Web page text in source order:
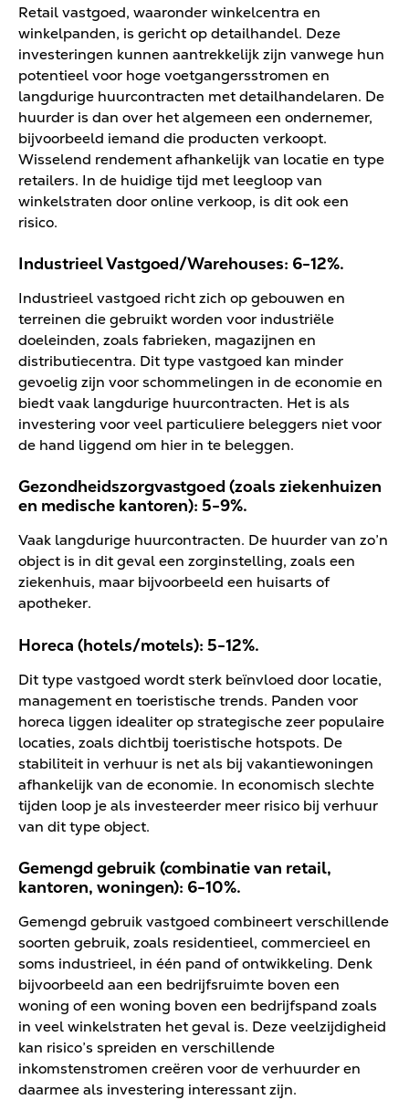
Retail vastgoed, waaronder winkelcentra en
winkelpanden, is gericht op detailhandel. Deze
investeringen kunnen aantrekkelijk zijn vanwege hun
potentieel voor hoge voetgangersstromen en
langdurige huurcontracten met detailhandelaren. De
huurder is dan over het algemeen een ondernemer,
bijvoorbeeld iemand die producten verkoopt.
Wisselend rendement afhankelijk van locatie en type
retailers. In de huidige tijd met leegloop van
winkelstraten door online verkoop, is dit ook een
risico.
Industrieel Vastgoed/Warehouses: 6-12%.
Industrieel vastgoed richt zich op gebouwen en
terreinen die gebruikt worden voor industriële
doeleinden, zoals fabrieken, magazijnen en
distributiecentra. Dit type vastgoed kan minder
gevoelig zijn voor schommelingen in de economie en
biedt vaak langdurige huurcontracten. Het is als
investering voor veel particuliere beleggers niet voor
de hand liggend om hier in te beleggen.
Gezondheidszorgvastgoed (zoals ziekenhuizen
en medische kantoren): 5-9%.
Vaak langdurige huurcontracten. De huurder van zo’n
object is in dit geval een zorginstelling, zoals een
ziekenhuis, maar bijvoorbeeld een huisarts of
apotheker.
Horeca (hotels/motels): 5-12%.
Dit type vastgoed wordt sterk beïnvloed door locatie,
management en toeristische trends. Panden voor
horeca liggen idealiter op strategische zeer populaire
locaties, zoals dichtbij toeristische hotspots. De
stabiliteit in verhuur is net als bij vakantiewoningen
afhankelijk van de economie. In economisch slechte
tijden loop je als investeerder meer risico bij verhuur
van dit type object.
Gemengd gebruik (combinatie van retail,
kantoren, woningen): 6-10%.
Gemengd gebruik vastgoed combineert verschillende
soorten gebruik, zoals residentieel, commercieel en
soms industrieel, in één pand of ontwikkeling. Denk
bijvoorbeeld aan een bedrijfsruimte boven een
woning of een woning boven een bedrijfspand zoals
in veel winkelstraten het geval is. Deze veelzijdigheid
kan risico’s spreiden en verschillende
inkomstenstromen creëren voor de verhuurder en
daarmee als investering interessant zijn.